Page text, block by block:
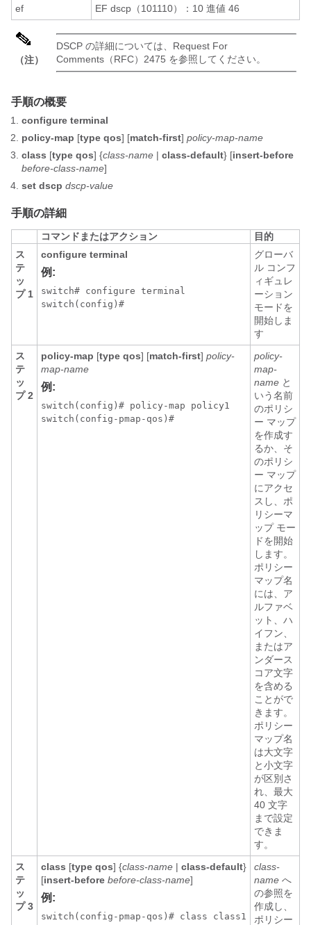
ef
EF dscp（101110）：10 進値 46
（注）
DSCP の詳細については、Request For
Comments（RFC）2475 を参照してください。
手順の概要
configure terminal
policy-map [type qos] [match-first] policy-map-name
class [type qos] {class-name | class-default} [insert-before
before-class-name]
set dscp dscp-value
手順の詳細
コマンドまたはアクション
目的
ス
テ
ッ
プ 1
configure terminal
例:
switch# configure terminal
switch(config)#
グローバ
ル コンフ
ィギュレ
ーション
モードを
開始しま
す
ス
テ
ッ
プ 2
policy-map [type qos] [match-first] policy-
map-name
例:
switch(config)# policy-map policy1
switch(config-pmap-qos)#
policy-
map-
name と
いう名前
のポリシ
ー マップ
を作成す
るか、そ
のポリシ
ー マップ
にアクセ
スし、ポ
リシーマ
ップ モー
ドを開始
します。
ポリシー
マップ名
には、ア
ルファベ
ット、ハ
イフン、
またはア
ンダース
コア文字
を含める
ことがで
きます。
ポリシー
マップ名
は大文字
と小文字
が区別さ
れ、最大
40 文字
まで設定
できま
す。
ス
テ
ッ
プ 3
class [type qos] {class-name | class-default}
[insert-before before-class-name]
例:
switch(config-pmap-qos)# class class1
class-
name へ
の参照を
作成し、
ポリシー